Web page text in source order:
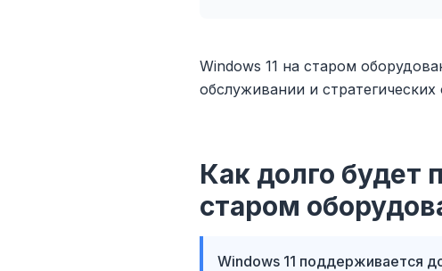
Windows 11 на старом
обслуживании и стратегических
Как долго будет
старом
Windows 11 поддерживается